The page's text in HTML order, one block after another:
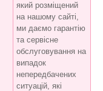
який розміщений
на нашому сайті,
ми даємо гарантію
та сервісне
обслуговування на
випадок
непередбачених
ситуацій, які